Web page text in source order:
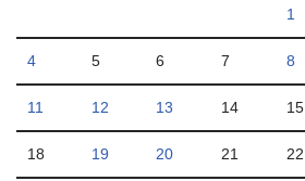
1
4 5 6 7 8
11 12 13 14 15
18 19 20 21 22